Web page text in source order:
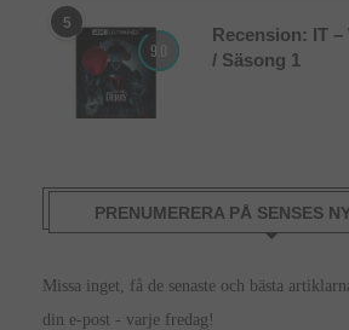
5
9.0
Recension: IT
/ Säsong 1
PRENUMERERA PÅ SENSES
Missa inget, få de senaste och bästa
din e-post - varje fredag!